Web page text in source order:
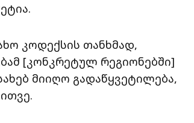
კოდექსის თანხმად,
[კონკრეტულ რეგიონებში]
მიიღო გადაწყვეტილება,